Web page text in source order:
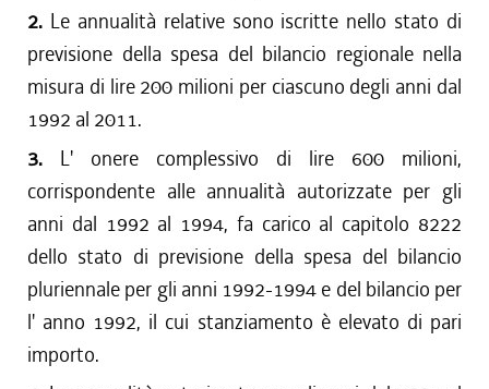
2. Le annualità relative sono iscritte nello stato di
previsione della spesa del bilancio regionale nella
misura di lire 200 milioni per ciascuno degli anni dal
1992 al 2011.
3. L' onere complessivo di lire 600 milioni,
corrispondente alle annualità autorizzate per gli
anni dal 1992 al 1994, fa carico al capitolo 8222
dello stato di previsione della spesa del bilancio
pluriennale per gli anni 1992-1994 e del bilancio per
l' anno 1992, il cui stanziamento è elevato di pari
importo.